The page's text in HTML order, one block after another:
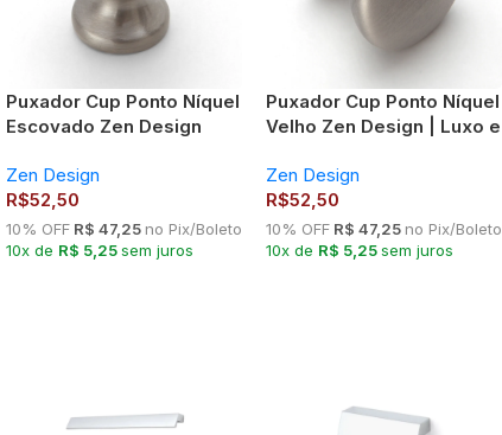
Puxador Cup Ponto Níquel
Escovado Zen Design
Zen Design
R$52,50
10% OFFR$ 47,25 no Pix/Boleto
10x de R$ 5,25sem juros
Puxador Cup Ponto Níquel
Velho Zen Design | Luxo e
Zen Design
R$52,50
10% OFFR$ 47,25 no Pix/Boleto
10x de R$ 5,25sem juros